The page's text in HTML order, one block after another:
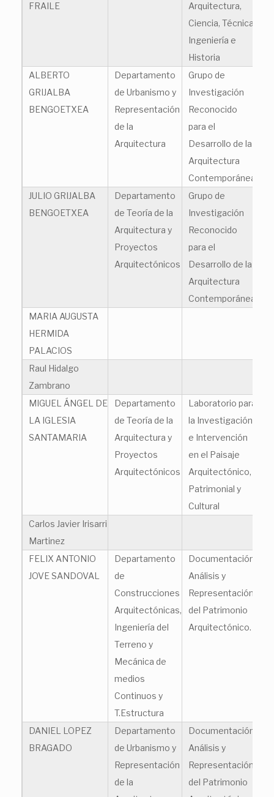
FRAILE
Arquitectura,
Ciencia, Técnica,
Ingeniería e
Historia
ALBERTO
GRIJALBA
BENGOETXEA
Departamento
de Urbanismo y
Representación
de la
Arquitectura
Grupo de
Investigación
Reconocido
para el
Desarrollo de la
Arquitectura
Contemporánea
JULIO GRIJALBA
BENGOETXEA
Departamento
de Teoría de la
Arquitectura y
Proyectos
Arquitectónicos
Grupo de
Investigación
Reconocido
para el
Desarrollo de la
Arquitectura
Contemporánea
MARIA AUGUSTA
HERMIDA
PALACIOS
Raul Hidalgo
Zambrano
MIGUEL ÁNGEL DE
LA IGLESIA
SANTAMARIA
Departamento
de Teoría de la
Arquitectura y
Proyectos
Arquitectónicos
Laboratorio para
la Investigación
e Intervención
en el Paisaje
Arquitectónico,
Patrimonial y
Cultural
Carlos Javier Irisarri
Martinez
FELIX ANTONIO
JOVE SANDOVAL
Departamento
de
Construcciones
Arquitectónicas,
Ingeniería del
Terreno y
Mecánica de
medios
Continuos y
T.Estructura
Documentación,
Análisis y
Representación
del Patrimonio
Arquitectónico.
DANIEL LOPEZ
BRAGADO
Departamento
de Urbanismo y
Representación
de la
Documentación,
Análisis y
Representación
del Patrimonio